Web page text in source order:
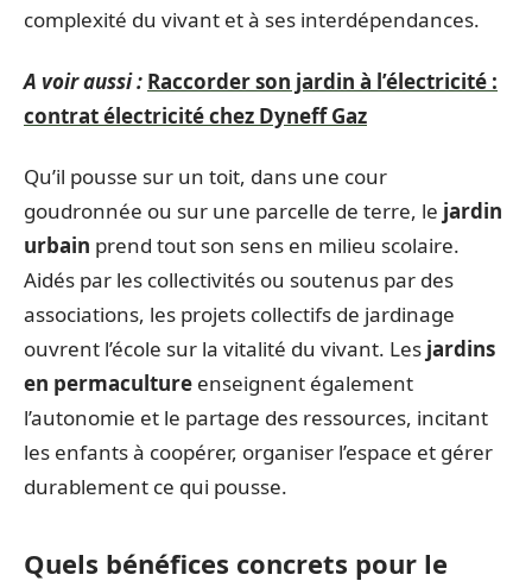
complexité du vivant et à ses interdépendances.
A voir aussi : Raccorder son jardin à l’électricité :
contrat électricité chez Dyneff Gaz
Qu’il pousse sur un toit, dans une cour
goudronnée ou sur une parcelle de terre, le jardin
urbain prend tout son sens en milieu scolaire.
Aidés par les collectivités ou soutenus par des
associations, les projets collectifs de jardinage
ouvrent l’école sur la vitalité du vivant. Les jardins
en permaculture enseignent également
l’autonomie et le partage des ressources, incitant
les enfants à coopérer, organiser l’espace et gérer
durablement ce qui pousse.
Quels bénéfices concrets pour le